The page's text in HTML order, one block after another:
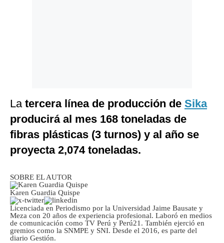
Latercera línea de producción de Sika
producirá al mes 168 toneladas de
fibras plásticas (3 turnos) y al año se
proyecta 2,074 toneladas.
SOBRE EL AUTOR
Karen Guardia Quispe
Licenciada en Periodismo por la Universidad Jaime Bausate y
Meza con 20 años de experiencia profesional. Laboró en medios
de comunicación como TV Perú y Perú21. También ejerció en
gremios como la SNMPE y SNI. Desde el 2016, es parte del
diario Gestión.